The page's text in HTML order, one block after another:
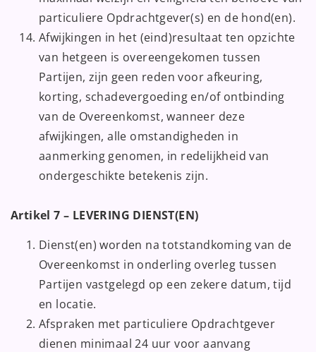
particuliere Opdrachtgever(s) en de hond(en).
Afwijkingen in het (eind)resultaat ten opzichte
van hetgeen is overeengekomen tussen
Partijen, zijn geen reden voor afkeuring,
korting, schadevergoeding en/of ontbinding
van de Overeenkomst, wanneer deze
afwijkingen, alle omstandigheden in
aanmerking genomen, in redelijkheid van
ondergeschikte betekenis zijn.
Artikel 7 – LEVERING DIENST(EN)
Dienst(en) worden na totstandkoming van de
Overeenkomst in onderling overleg tussen
Partijen vastgelegd op een zekere datum, tijd
en locatie.
Afspraken met particuliere Opdrachtgever
dienen minimaal 24 uur voor aanvang